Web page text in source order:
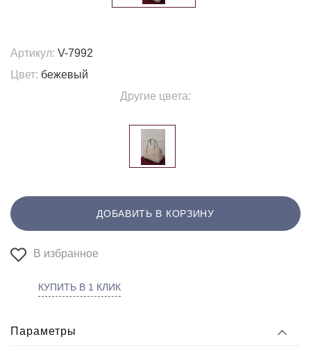
Артикул: V-7992
Цвет: бежевый
Другие цвета:
ДОБАВИТЬ В КОРЗИНУ
В избранное
КУПИТЬ В 1 КЛИК
Параметры